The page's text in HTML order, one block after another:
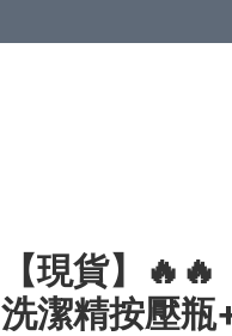
【現貨】
洗潔精按壓瓶